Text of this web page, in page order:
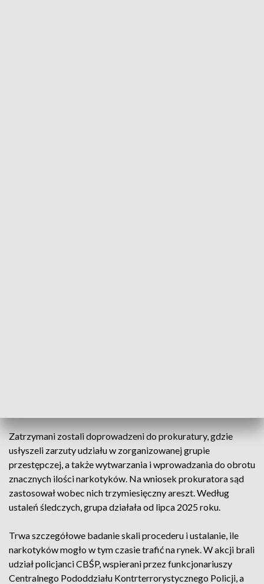
Zatrzymani zostali doprowadzeni do prokuratury, gdzie
usłyszeli zarzuty udziału w zorganizowanej grupie
przestępczej, a także wytwarzania i wprowadzania do obrotu
znacznych ilości narkotyków. Na wniosek prokuratora sąd
zastosował wobec nich trzymiesięczny areszt. Według
ustaleń śledczych, grupa działała od lipca 2025 roku.
Trwa szczegółowe badanie skali procederu i ustalanie, ile
narkotyków mogło w tym czasie trafić na rynek. W akcji brali
udział policjanci CBŚP, wspierani przez funkcjonariuszy
Centralnego Pododdziału Kontrterrorystycznego Policji, a